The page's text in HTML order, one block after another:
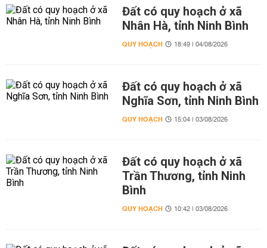
Đất có quy hoạch ở xã
Nhân Hà, tỉnh Ninh Bình
QUY HOẠCH 18:49 | 04/08/2026
Đất có quy hoạch ở xã
Nghĩa Sơn, tỉnh Ninh Bình
QUY HOẠCH 15:04 | 03/08/2026
Đất có quy hoạch ở xã
Trần Thương, tỉnh Ninh
Bình
QUY HOẠCH 10:42 | 03/08/2026